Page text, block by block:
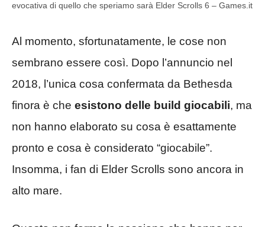
evocativa di quello che speriamo sarà Elder Scrolls 6 – Games.it
Al momento, sfortunatamente, le cose non
sembrano essere così. Dopo l’annuncio nel
2018, l’unica cosa confermata da Bethesda
finora è che esistono delle build giocabili, ma
non hanno elaborato su cosa è esattamente
pronto e cosa è considerato “giocabile”.
Insomma, i fan di Elder Scrolls sono ancora in
alto mare.